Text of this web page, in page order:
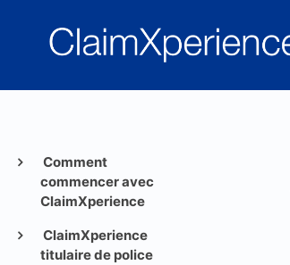
Comment
commencer avec
ClaimXperience
ClaimXperience
titulaire de police